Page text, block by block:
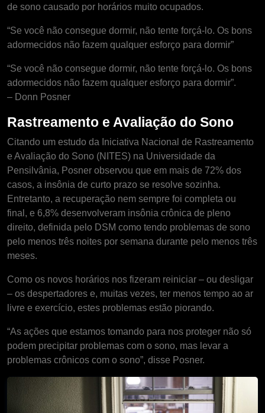
de sono causado por horários muito ocupados.
“Se você não consegue dormir, não tente forçá-lo. Os bons
adormecidos não fazem qualquer esforço para dormir”
“Se você não consegue dormir, não tente forçá-lo. Os bons
adormecidos não fazem qualquer esforço para dormir”.
– Donn Posner
Rastreamento e Avaliação do Sono
Citando um estudo da Iniciativa Nacional de Rastreamento
e Avaliação do Sono (NITES) na Universidade da
Pensilvânia, Posner observou que em mais de 72% dos
casos, a insônia de curto prazo se resolve sozinha.
Entretanto, a recuperação nem sempre foi completa ou
final, e 6,8% desenvolveram insônia crônica de pleno
direito, definida pelo DSM como tendo problemas de sono
pelo menos três noites por semana durante pelo menos três
meses.
Como os novos horários nos fizeram reiniciar – ou desligar
– os despertadores e, muitas vezes, ter menos tempo ao ar
livre e exercício, estes problemas estão piorando.
“As ações que estamos tomando para nos proteger não só
podem precipitar problemas com o sono, mas levar a
problemas crônicos com o sono”, disse Posner.